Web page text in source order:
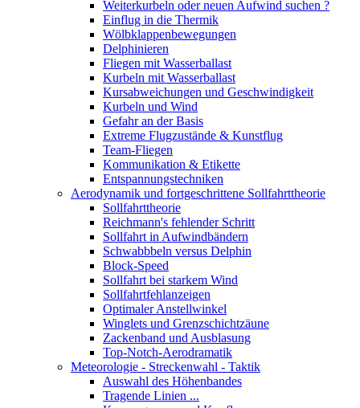
Weiterkurbeln oder neuen Aufwind suchen ?
Einflug in die Thermik
Wölbklappenbewegungen
Delphinieren
Fliegen mit Wasserballast
Kurbeln mit Wasserballast
Kursabweichungen und Geschwindigkeit
Kurbeln und Wind
Gefahr an der Basis
Extreme Flugzustände & Kunstflug
Team-Fliegen
Kommunikation & Etikette
Entspannungstechniken
Aerodynamik und fortgeschrittene Sollfahrttheorie
Sollfahrttheorie
Reichmann's fehlender Schritt
Sollfahrt in Aufwindbändern
Schwabbbeln versus Delphin
Block-Speed
Sollfahrt bei starkem Wind
Sollfahrtfehlanzeigen
Optimaler Anstellwinkel
Winglets und Grenzschichtzäune
Zackenband und Ausblasung
Top-Notch-Aerodramatik
Meteorologie - Streckenwahl - Taktik
Auswahl des Höhenbandes
Tragende Linien ...